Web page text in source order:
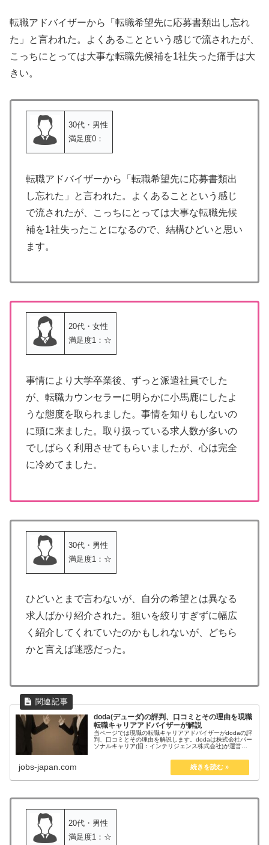
転職アドバイザーから「転職希望先に応募書類出し忘れ
た」と言われた。よくあることという感じで流されたが、
こっちにとっては大事な転職先候補を1社失った痛手は大
きい。
30代・男性
満足度0：
転職アドバイザーから「転職希望先に応募書類出
し忘れた」と言われた。よくあることという感じ
で流されたが、こっちにとっては大事な転職先候
補を1社失ったことになるので、結構ひどいと思い
ます。
20代・女性
満足度1：☆
事情により大学卒業後、ずっと派遣社員でした
が、転職カウンセラーに明らかに小馬鹿にしたよ
うな態度を取られました。事情を知りもしないの
に頭に来ました。取り扱っている求人数が多いの
でしばらく利用させてもらいましたが、心は完全
に冷めてました。
30代・男性
満足度1：☆
ひどいとまで言わないが、自分の希望とは異なる
求人ばかり紹介された。狙いを絞りすぎずに幅広
く紹介してくれていたのかもしれないが、どちら
かと言えば迷惑だった。
doda(デューダ)の評判、口コミとその理由を現職
転職キャリアアドバイザーが解説
当ページでは現職の転職キャリアアドバイザーがdodaの評
判、口コミとその理由を解説します。dodaは株式会社パー
ソナルキャリア(旧：インテリジェンス株式会社)が運営す
jobs-japan.com
20代・男性
満足度1：☆